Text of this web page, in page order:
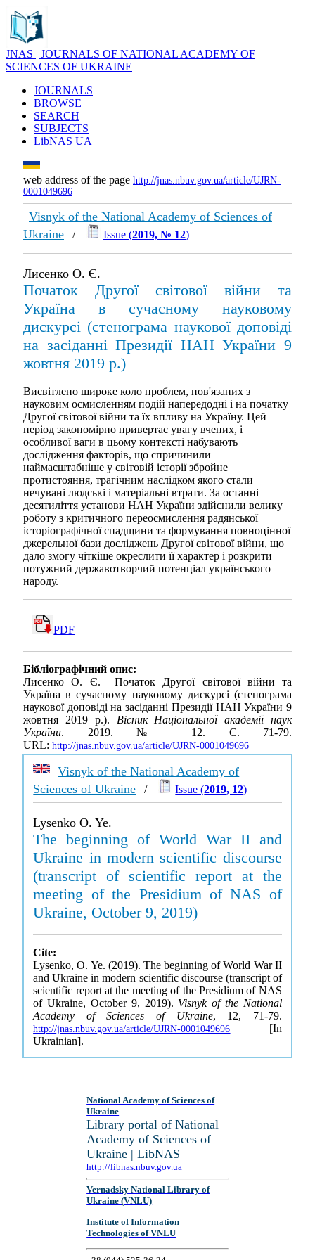
JNAS | JOURNALS OF NATIONAL ACADEMY OF
SCIENCES OF UKRAINE
JOURNALS
BROWSE
SEARCH
SUBJECTS
LibNAS UA
web address of the page http://jnas.nbuv.gov.ua/article/UJRN-
0001049696
Visnyk of the National Academy of Sciences of
Ukraine / Issue (2019, № 12)
Лисенко О. Є.
Початок Другої світової війни та
Україна в сучасному науковому
дискурсі (стенограма наукової доповіді
на засіданні Президії НАН України 9
жовтня 2019 р.)
Висвітлено широке коло проблем, пов'язаних з
науковим осмисленням подій напередодні і на початку
Другої світової війни та їх впливу на Україну. Цей
період закономірно привертає увагу вчених, і
особливої ваги в цьому контексті набувають
дослідження факторів, що спричинили
наймасштабніше у світовій історії збройне
протистояння, трагічним наслідком якого стали
нечувані людські і матеріальні втрати. За останні
десятиліття установи НАН України здійснили велику
роботу з критичного переосмислення радянської
історіографічної спадщини та формування повноцінної
джерельної бази досліджень Другої світової війни, що
дало змогу чіткіше окреслити її характер і розкрити
потужний державотворчий потенціал українського
народу.
PDF
Бібліографічний опис:
Лисенко О. Є. Початок Другої світової війни та
Україна в сучасному науковому дискурсі (стенограма
наукової доповіді на засіданні Президії НАН України 9
жовтня 2019 р.). Вісник Національної академії наук
України. 2019. № 12. С. 71-79.
URL: http://jnas.nbuv.gov.ua/article/UJRN-0001049696
Visnyk of the National Academy of
Sciences of Ukraine / Issue (2019, 12)
Lysenko O. Ye.
The beginning of World War II and
Ukraine in modern scientific discourse
(transcript of scientific report at the
meeting of the Presidium of NAS of
Ukraine, October 9, 2019)
Cite:
Lysenko, O. Ye. (2019). The beginning of World War II
and Ukraine in modern scientific discourse (transcript of
scientific report at the meeting of the Presidium of NAS
of Ukraine, October 9, 2019). Visnyk of the National
Academy of Sciences of Ukraine, 12, 71-79.
http://jnas.nbuv.gov.ua/article/UJRN-0001049696 [In
Ukrainian].
National Academy of Sciences of
Ukraine
Library portal of National
Academy of Sciences of
Ukraine | LibNAS
http://libnas.nbuv.gov.ua
Vernadsky National Library of
Ukraine (VNLU)
Institute of Information
Technologies of VNLU